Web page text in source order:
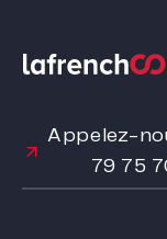
Appelez-
79 75